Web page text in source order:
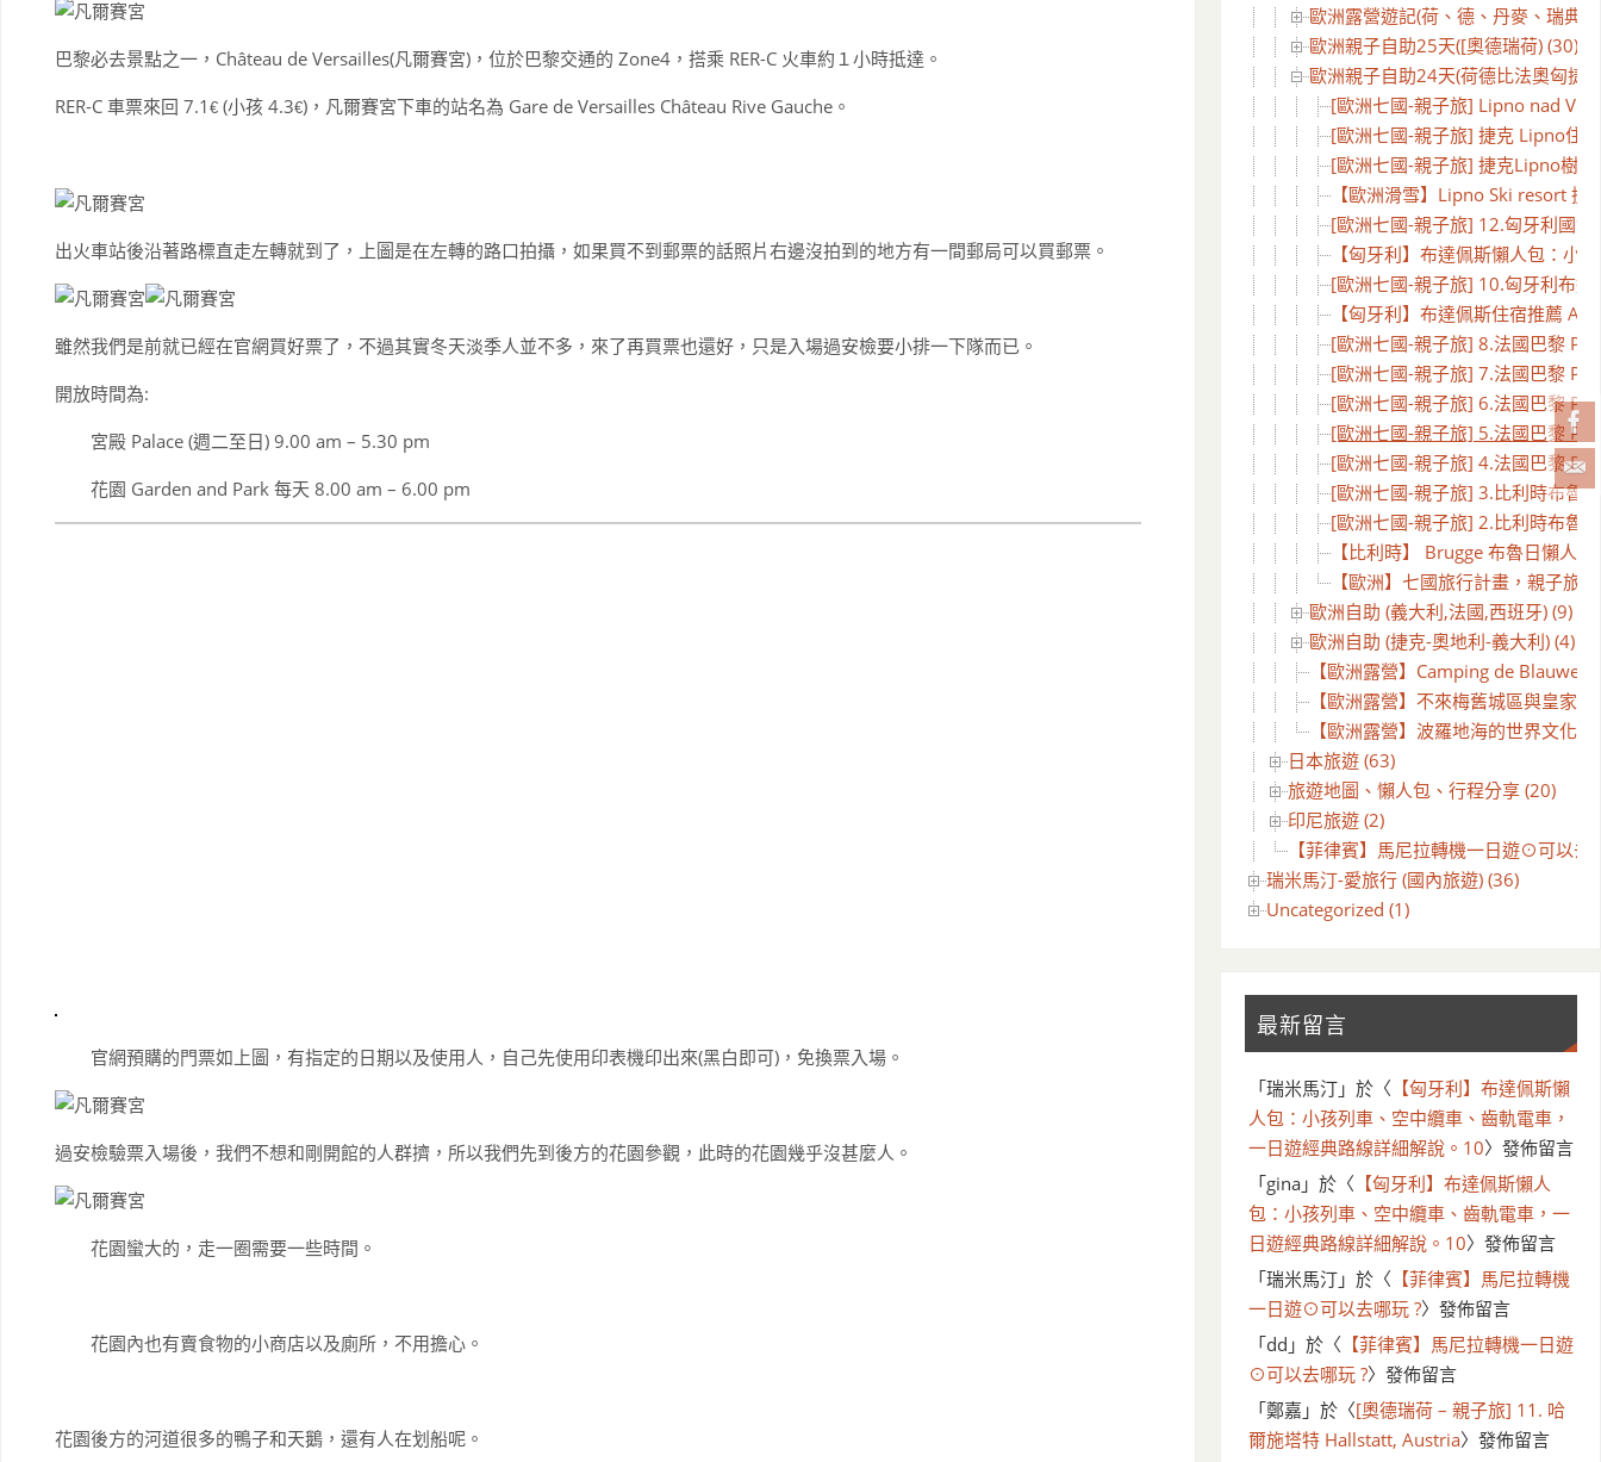
巴黎必去景點之一，Château de Versailles(凡爾賽宮)，位於巴黎交通的 Zone4，搭乘 RER-C 火車約１小時抵達。
RER-C 車票來回 7.1 € (小孩 4.3€)，凡爾賽宮下車的站名為 Gare de Versailles Château Rive Gauche。
出火車站後沿著路標直走左轉就到了，上圖是在左轉的路口拍攝，如果買不到郵票的話照片右邊沒拍到的地方有一間郵局可以買郵票。
雖然我們是前就已經在官網買好票了，不過其實冬天淡季人並不多，來了再買票也還好，只是入場過安檢要小排一下隊而已。
開放時間為:
宮殿 Palace (週二至日) 9.00 am – 5.30 pm
花園 Garden and Park 每天 8.00 am – 6.00 pm
官網預購的門票如上圖，有指定的日期以及使用人，自己先使用印表機印出來(黑白即可)，免換票入場。
過安檢驗票入場後，我們不想和剛開館的人群擠，所以我們先到後方的花園參觀，此時的花園幾乎沒甚麼人。
花園蠻大的，走一圈需要一些時間。
花園內也有賣食物的小商店以及廁所，不用擔心。
花園後方的河道很多的鴨子和天鵝，還有人在划船呢。
歐洲露營遊記(荷、德、丹麥、瑞典)
歐洲親子自助25天([奧德瑞荷) (30)
歐洲親子自助24天(荷德比法奧匈捷)
[歐洲七國-親子旅] Lipno nad
[歐洲七國-親子旅] 捷克 Lipno住
[歐洲七國-親子旅] 捷克Lipno樹
【歐洲滑雪】Lipno Ski resort 捷
[歐洲七國-親子旅] 12.匈牙利國
【匈牙利】布達佩斯懶人包：小
[歐洲七國-親子旅] 10.匈牙利布
【匈牙利】布達佩斯住宿推薦
[歐洲七國-親子旅] 8.法國巴黎
[歐洲七國-親子旅] 7.法國巴黎
[歐洲七國-親子旅] 6.法國巴黎
[歐洲七國-親子旅] 5.法國巴黎
[歐洲七國-親子旅] 4.法國巴黎
[歐洲七國-親子旅] 3.比利時布魯
[歐洲七國-親子旅] 2.比利時布魯
【比利時】 Brugge 布魯日懶人
【歐洲】七國旅行計畫，親子旅
歐洲自助 (義大利,法國,西班牙) (9)
歐洲自助 (捷克-奧地利-義大利) (4)
【歐洲露營】Camping de Blauwe
【歐洲露營】不來梅舊城區與皇家
【歐洲露營】波羅地海的世界文化
日本旅遊 (63)
旅遊地圖、懶人包、行程分享 (20)
印尼旅遊 (2)
【菲律賓】馬尼拉轉機一日遊⊙可以去
瑞米馬汀-愛旅行 (國內旅遊) (36)
Uncategorized (1)
最新留言
「瑞米馬汀」於〈 【匈牙利】布達佩斯懶
人包：小孩列車、空中纜車、齒軌電車，
一日遊經典路線詳細解說。10〉發佈留言
「gina」於〈 【匈牙利】布達佩斯懶人
包：小孩列車、空中纜車、齒軌電車，一
日遊經典路線詳細解說。10〉發佈留言
「瑞米馬汀」於〈 【菲律賓】馬尼拉轉機
一日遊⊙可以去哪玩 ?〉發佈留言
「dd 」於〈 【菲律賓】馬尼拉轉機一日遊
⊙可以去哪玩 ?〉發佈留言
「鄭嘉 」於〈[奧德瑞荷 – 親子旅] 11. 哈
爾施塔特 Hallstatt, Austria〉發佈留言